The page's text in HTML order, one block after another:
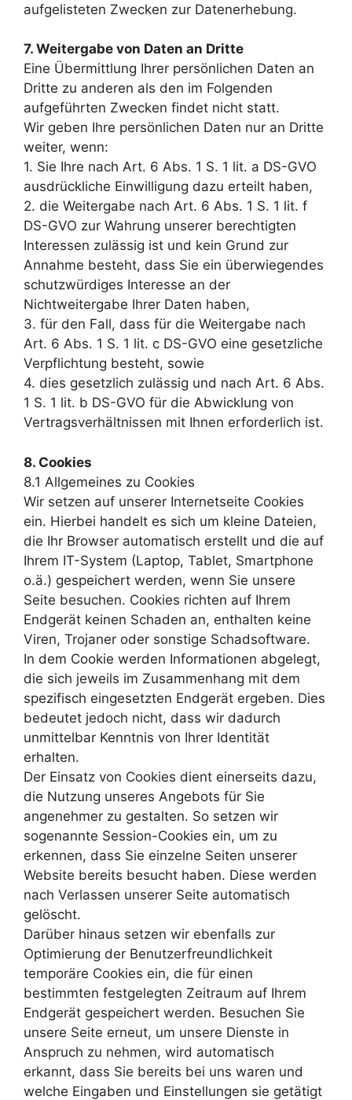
aufgelisteten Zwecken zur Datenerhebung.
7. Weitergabe von Daten an Dritte
Eine Übermittlung Ihrer persönlichen Daten an
Dritte zu anderen als den im Folgenden
aufgeführten Zwecken findet nicht statt.
Wir geben Ihre persönlichen Daten nur an Dritte
weiter, wenn:
1. Sie Ihre nach Art. 6 Abs. 1 S. 1 lit. a DS-GVO
ausdrückliche Einwilligung dazu erteilt haben,
2. die Weitergabe nach Art. 6 Abs. 1 S. 1 lit. f
DS-GVO zur Wahrung unserer berechtigten
Interessen zulässig ist und kein Grund zur
Annahme besteht, dass Sie ein überwiegendes
schutzwürdiges Interesse an der
Nichtweitergabe Ihrer Daten haben,
3. für den Fall, dass für die Weitergabe nach
Art. 6 Abs. 1 S. 1 lit. c DS-GVO eine gesetzliche
Verpflichtung besteht, sowie
4. dies gesetzlich zulässig und nach Art. 6 Abs.
1 S. 1 lit. b DS-GVO für die Abwicklung von
Vertragsverhältnissen mit Ihnen erforderlich ist.
8. Cookies
8.1 Allgemeines zu Cookies
Wir setzen auf unserer Internetseite Cookies
ein. Hierbei handelt es sich um kleine Dateien,
die Ihr Browser automatisch erstellt und die auf
Ihrem IT-System (Laptop, Tablet, Smartphone
o.ä.) gespeichert werden, wenn Sie unsere
Seite besuchen. Cookies richten auf Ihrem
Endgerät keinen Schaden an, enthalten keine
Viren, Trojaner oder sonstige Schadsoftware.
In dem Cookie werden Informationen abgelegt,
die sich jeweils im Zusammenhang mit dem
spezifisch eingesetzten Endgerät ergeben. Dies
bedeutet jedoch nicht, dass wir dadurch
unmittelbar Kenntnis von Ihrer Identität
erhalten.
Der Einsatz von Cookies dient einerseits dazu,
die Nutzung unseres Angebots für Sie
angenehmer zu gestalten. So setzen wir
sogenannte Session-Cookies ein, um zu
erkennen, dass Sie einzelne Seiten unserer
Website bereits besucht haben. Diese werden
nach Verlassen unserer Seite automatisch
gelöscht.
Darüber hinaus setzen wir ebenfalls zur
Optimierung der Benutzerfreundlichkeit
temporäre Cookies ein, die für einen
bestimmten festgelegten Zeitraum auf Ihrem
Endgerät gespeichert werden. Besuchen Sie
unsere Seite erneut, um unsere Dienste in
Anspruch zu nehmen, wird automatisch
erkannt, dass Sie bereits bei uns waren und
welche Eingaben und Einstellungen sie getätigt